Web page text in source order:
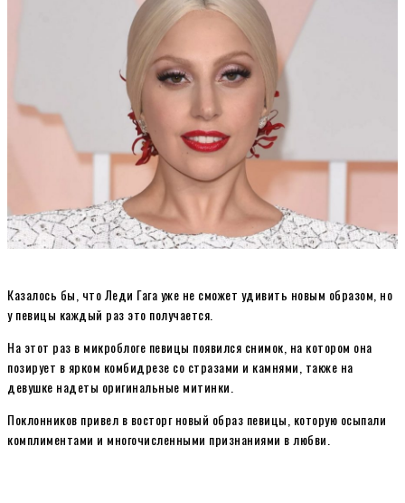
Казалось бы, что Леди Гага уже не сможет удивить новым образом, но
у певицы каждый раз это получается.
На этот раз в микроблоге певицы появился снимок, на котором она
позирует в ярком комбидрезе со стразами и камнями, также на
девушке надеты оригинальные митинки.
Поклонников привел в восторг новый образ певицы, которую осыпали
комплиментами и многочисленными признаниями в любви.